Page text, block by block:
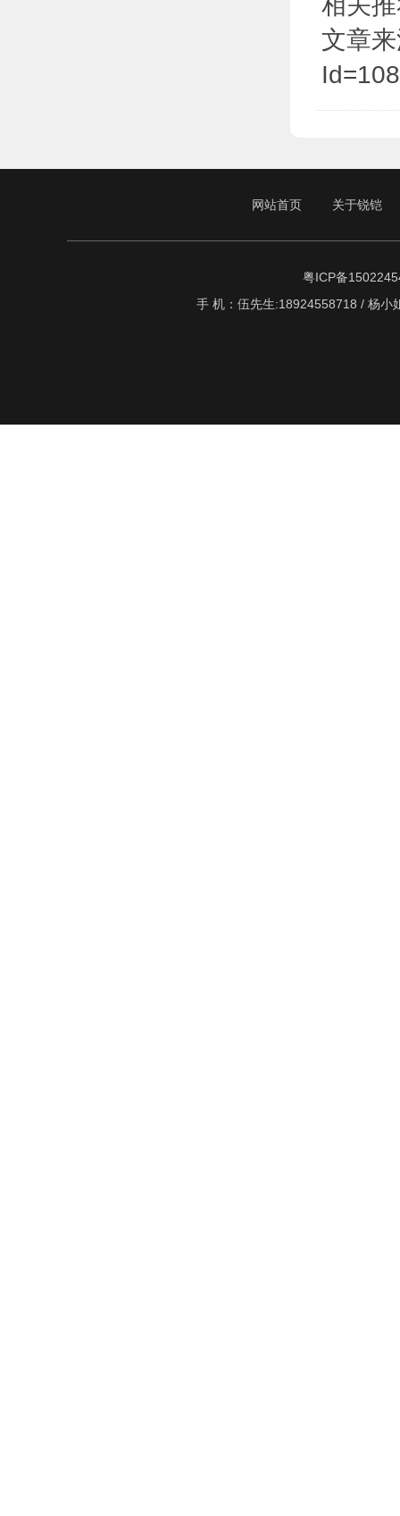
文章
网站首页 关于锐铠
粤ICP备
手 机：伍先生:18924558718 / 杨